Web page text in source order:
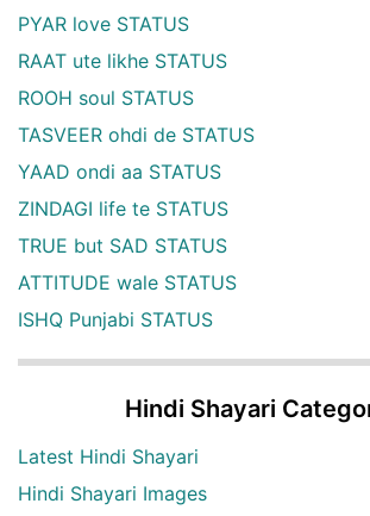
PYAR love STATUS
RAAT ute likhe STATUS
ROOH soul STATUS
TASVEER ohdi de STATUS
YAAD ondi aa STATUS
ZINDAGI life te STATUS
TRUE but SAD STATUS
ATTITUDE wale STATUS
ISHQ Punjabi STATUS
Hindi Shayari
Latest Hindi Shayari
Hindi Shayari Images